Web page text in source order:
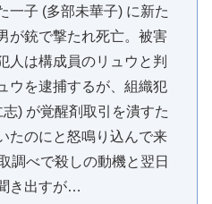
子 (多部未華子) に新た
が銃で撃たれ死亡。被害
人は構成員のリュウと判
ウを逮捕するが、組織犯
) が覚醒剤取引を潰すた
たのにと怒鳴り込んで来
調べで殺しの動機と翌日
き出すが…